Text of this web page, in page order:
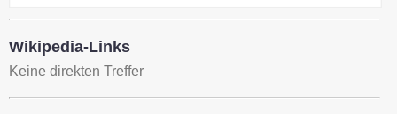
Wikipedia-Links
Keine direkten Treffer